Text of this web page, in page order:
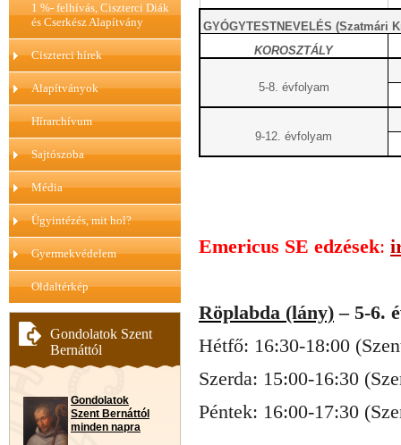
1 %- felhívás, Ciszterci Diák
és Cserkész Alapítvány
Ciszterci hírek
Alapítványok
Hírarchívum
Sajtószoba
Média
Ügyintézés, mit hol?
Gyermekvédelem
Oldaltérkép
Gondolatok Szent
Bernáttól
Gondolatok
Szent Bernáttól
minden napra
GYÓGYTESTNEVELÉS (Szatmári
KOROSZTÁLY
5-8. évfolyam
9-12. évfolyam
Emericus SE edzések:
Röplabda (lány) – 5-6.
Hétfő: 16:30-18:00
Szerda: 15:00-16:30
Péntek: 16:00-17:30